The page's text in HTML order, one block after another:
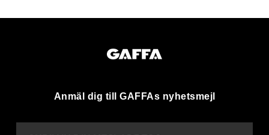
Anmäl dig till GAFFAs nyhetsmejl